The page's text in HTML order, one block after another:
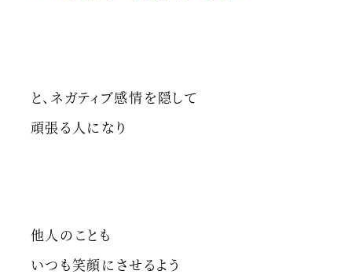
と、ネガティブ感情を隠して
頑張る人になり
他人のことも
いつも笑顔にさせるよう